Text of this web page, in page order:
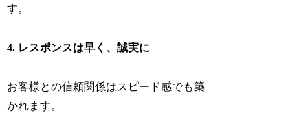
す。
4. レスポンスは早く、誠実に
お客様との信頼関係はスピード感でも築
かれます。